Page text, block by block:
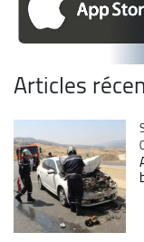
Articles